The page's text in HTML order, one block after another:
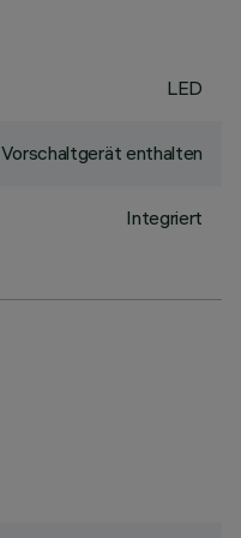
LED
enthalten
Integriert